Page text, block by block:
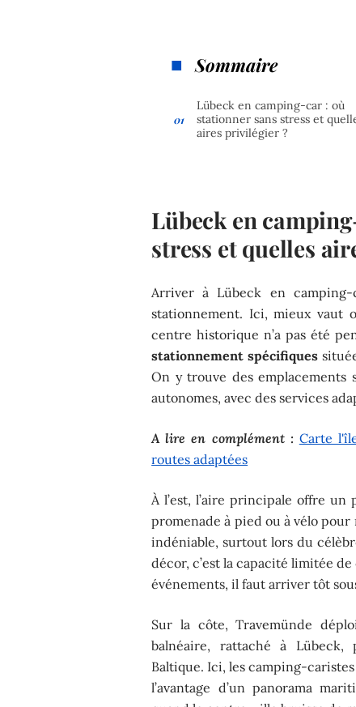
Sommaire
Lübeck en camping-car : où
stationner sans stress et
aires privilégier ?
Lübeck en
stress et quelles
Arriver à Lübeck en
stationnement. Ici, mieux vaut
centre historique n’a pas été
stationnement spécifiques
On y trouve des emplacements
autonomes, avec des services
A lire en complément : Carte
routes adaptées
À l’est, l’aire principale offre
promenade à pied ou à vélo pour
indéniable, surtout lors du
décor, c’est la capacité limitée
événements, il faut arriver tôt
Sur la côte, Travemünde
balnéaire, rattaché à Lübeck,
Baltique. Ici, les camping-
l’avantage d’un panorama